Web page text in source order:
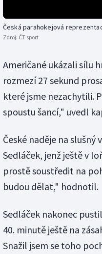
Česká parahokejová
Zdroj: ČT sport
Američané ukázali sílu
rozmezí 27 sekund
které jsme nezachytili.
spoustu šancí," uvedl
České naděje na
Sedláček, jenž ještě v
prostě soustředit na
budou dělat," hodnotil.
Sedláček nakonec
40. minutě ještě na
Snažil jsem se toho